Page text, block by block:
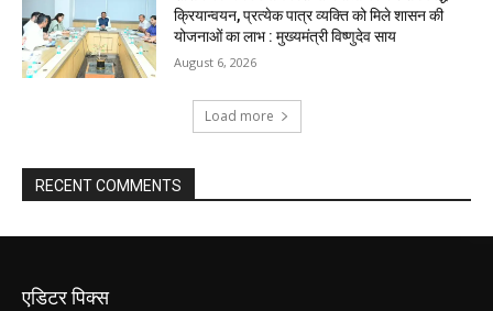
क्रियान्वयन, प्रत्येक पात्र व्यक्ति को मिले शासन की
योजनाओं का लाभ : मुख्यमंत्री विष्णुदेव साय
August 6, 2026
Load more
RECENT COMMENTS
एडिटर पिक्स